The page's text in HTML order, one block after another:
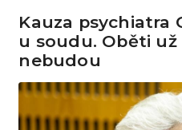
Kauza psychiatra
u soudu. Oběti
nebudou